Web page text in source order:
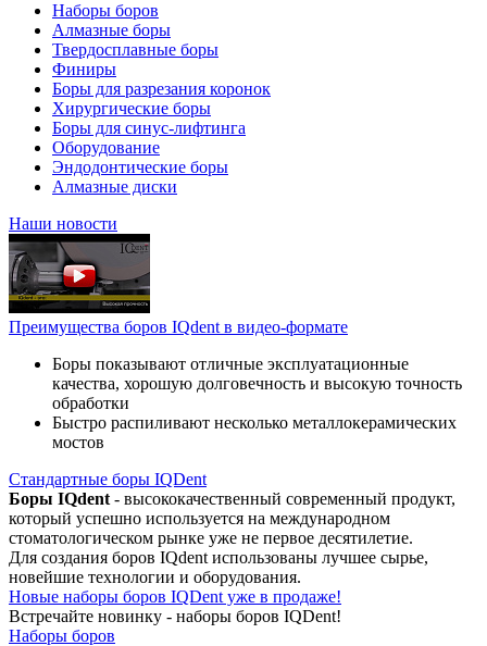
Наборы боров
Алмазные боры
Твердосплавные боры
Финиры
Боры для разрезания коронок
Хирургические боры
Боры для синус-лифтинга
Оборудование
Эндодонтические боры
Алмазные диски
Наши новости
Преимущества боров IQdent в видео-формате
Боры показывают отличные эксплуатационные
качества, хорошую долговечность и высокую точность
обработки
Быстро распиливают несколько металлокерамических
мостов
Стандартные боры IQDent
Боры IQdent - высококачественный современный продукт,
который успешно используется на международном
стоматологическом рынке уже не первое десятилетие.
Для создания боров IQdent использованы лучшее сырье,
новейшие технологии и оборудования.
Новые наборы боров IQDent уже в продаже!
Встречайте новинку - наборы боров IQDent!
Наборы боров